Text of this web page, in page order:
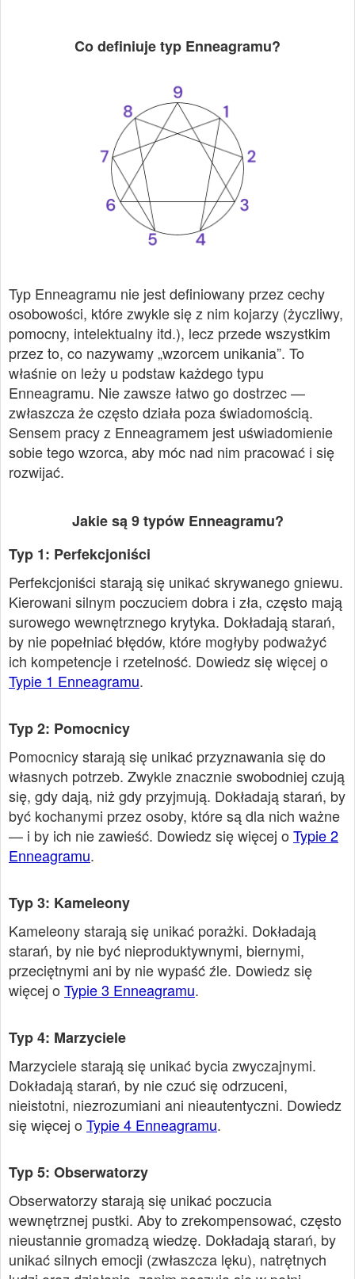
Co definiuje typ Enneagramu?
Typ Enneagramu nie jest definiowany przez cechy
osobowości, które zwykle się z nim kojarzy (życzliwy,
pomocny, intelektualny itd.), lecz przede wszystkim
przez to, co nazywamy „wzorcem unikania”. To
właśnie on leży u podstaw każdego typu
Enneagramu. Nie zawsze łatwo go dostrzec —
zwłaszcza że często działa poza świadomością.
Sensem pracy z Enneagramem jest uświadomienie
sobie tego wzorca, aby móc nad nim pracować i się
rozwijać.
Jakie są 9 typów Enneagramu?
Typ 1: Perfekcjoniści
Perfekcjoniści starają się unikać skrywanego gniewu.
Kierowani silnym poczuciem dobra i zła, często mają
surowego wewnętrznego krytyka. Dokładają starań,
by nie popełniać błędów, które mogłyby podważyć
ich kompetencje i rzetelność. Dowiedz się więcej o
Typie 1 Enneagramu.
Typ 2: Pomocnicy
Pomocnicy starają się unikać przyznawania się do
własnych potrzeb. Zwykle znacznie swobodniej czują
się, gdy dają, niż gdy przyjmują. Dokładają starań, by
być kochanymi przez osoby, które są dla nich ważne
— i by ich nie zawieść. Dowiedz się więcej o Typie 2
Enneagramu.
Typ 3: Kameleony
Kameleony starają się unikać porażki. Dokładają
starań, by nie być nieproduktywnymi, biernymi,
przeciętnymi ani by nie wypaść źle. Dowiedz się
więcej o Typie 3 Enneagramu.
Typ 4: Marzyciele
Marzyciele starają się unikać bycia zwyczajnymi.
Dokładają starań, by nie czuć się odrzuceni,
nieistotni, niezrozumiani ani nieautentyczni. Dowiedz
się więcej o Typie 4 Enneagramu.
Typ 5: Obserwatorzy
Obserwatorzy starają się unikać poczucia
wewnętrznej pustki. Aby to zrekompensować, często
nieustannie gromadzą wiedzę. Dokładają starań, by
unikać silnych emocji (zwłaszcza lęku), natrętnych